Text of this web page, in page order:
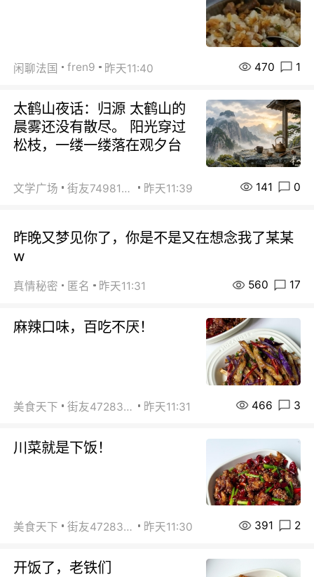
闲聊法国 fren9 昨天11:40 470 1
太鹤山夜话：归源 太鹤山的
晨雾还没有散尽。 阳光穿过
松枝，一缕一缕落在观夕台
文学广场 街友74981146 昨天11:39 141 0
昨晚又梦见你了，你是不是又在想念我了某某
w
真情秘密 匿名 昨天11:31 560 17
麻辣口味，百吃不厌！
美食天下 街友472838572 昨天11:31 466 3
川菜就是下饭！
美食天下 街友472838572 昨天11:30 391 2
开饭了，老铁们